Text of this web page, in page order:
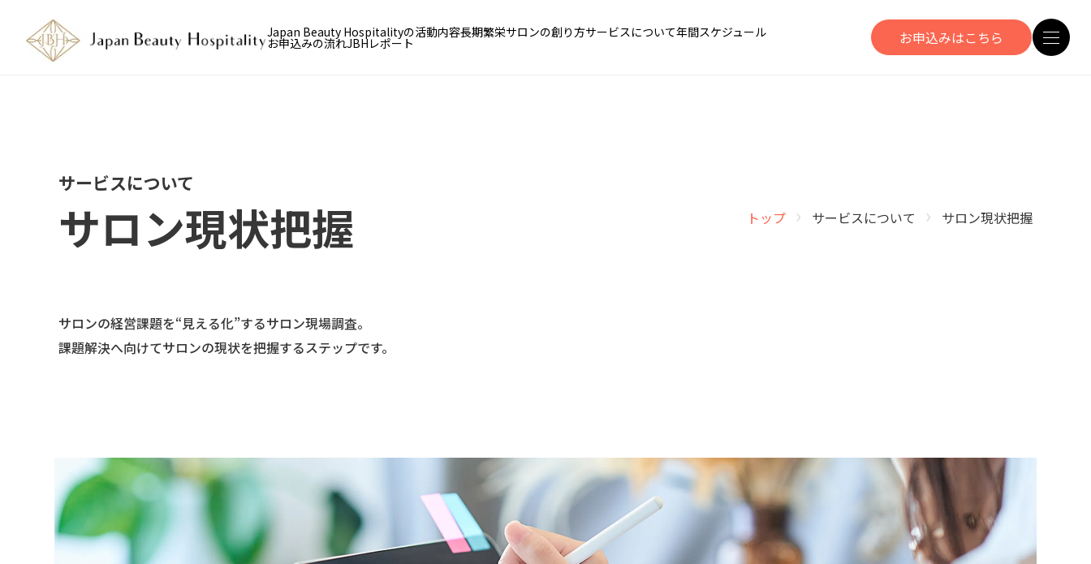
Japan Beauty Hospitalityの活動内容長期繁栄サロンの創り方サービスについて年間スケジュール
お申込みの流れJBHレポート お申込みはこちら
サービスについて
サロン現状把握 トップ › サービスについて › サロン現状把握
サロンの経営課題を“見える化”するサロン現場調査。
課題解決へ向けてサロンの現状を把握するステップです。